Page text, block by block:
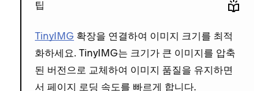
팁
TinyIMG 확장을 연결하여 이미지 크기를 최적
화하세요. TinyIMG는 크기가 큰 이미지를 압축
된 버전으로 교체하여 이미지 품질을 유지하면
서 페이지 로딩 속도를 빠르게 합니다.